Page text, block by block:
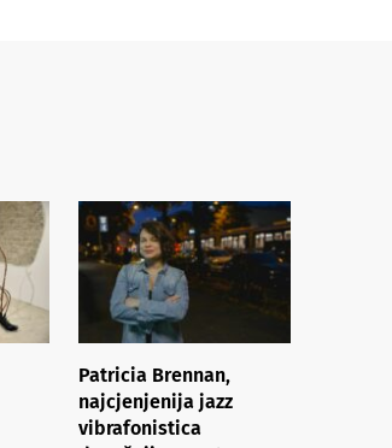
Patricia Brennan,
najcjenjenija jazz
vibrafonistica